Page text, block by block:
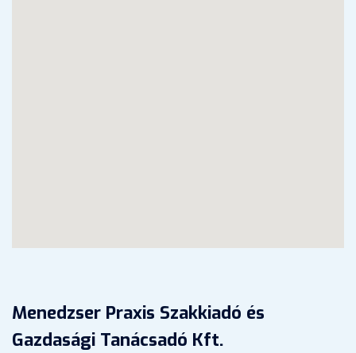
Menedzser Praxis Szakkiadó és
Gazdasági Tanácsadó Kft.